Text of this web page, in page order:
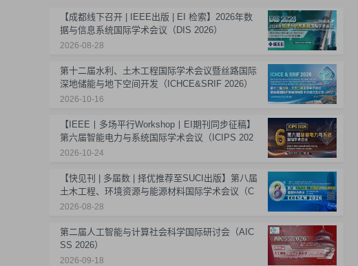
【成都线下召开 | IEEE出版 | EI 检索】2026年数
据与信息系统国际学术会议（DIS 2026）
2026-08-28
第十二届水利、土木工程国际学术会议暨丝路国际
深地储能与地下空间开发（ICHCE&SRIF 2026）
2026-10-16
【IEEE丨多场平行Workshop丨EI期刊同步征稿】
第六届智能电力与系统国际学术会议（ICIPS 202
6）
2026-10-24
【快见刊 | 多届数 | 择优推荐至SUCI出版】第八届
土木工程、环境资源与能源材料国际学术会议（C
CESEM 2026）
2026-08-28
第二届人工智能与计算社会科学国际研讨会（AIC
SS 2026）
2026-09-18